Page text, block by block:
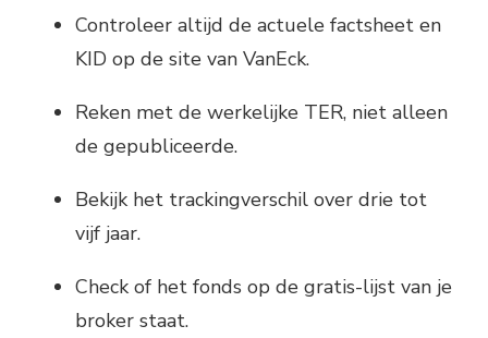
Controleer altijd de actuele factsheet en
KID op de site van VanEck.
Reken met de werkelijke TER, niet alleen
de gepubliceerde.
Bekijk het trackingverschil over drie tot
vijf jaar.
Check of het fonds op de gratis-lijst van je
broker staat.